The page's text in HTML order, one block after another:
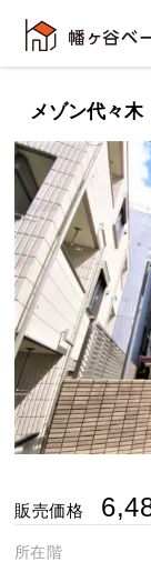
メゾン代々木
販売価格
所在階